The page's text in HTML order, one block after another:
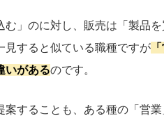
」のに対し、販売は「製品
見すると似ている職種ですが
いがあるのです。
することも、ある種の「営